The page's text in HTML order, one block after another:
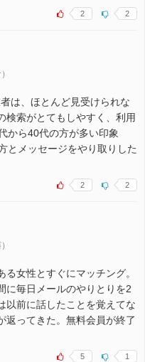
2 2
は、ほとんど見受けられな
検索がとてもしやすく、利用
から40代の方が多い印象
とメッセージをやり取りした
2 2
女性とすぐにマッチング。
に毎日メールのやりとりを2
以前に話したことを覚えてな
返ってきた。無料会員が終了
5 1